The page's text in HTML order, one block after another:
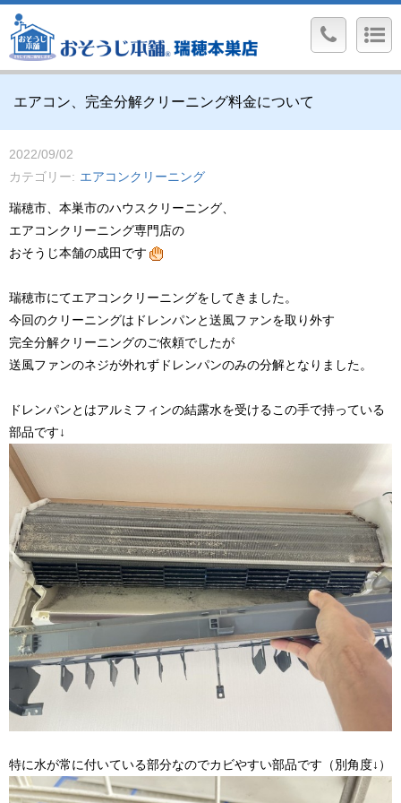
エアコン、完全分解クリーニング料金について
2022/09/02
カテゴリー
エアコンクリーニング
瑞穂市、本巣市のハウスクリーニング、
エアコンクリーニング専門店の
おそうじ本舗の成田です
瑞穂市にてエアコンクリーニングをしてきました。
今回のクリーニングはドレンパンと送風ファンを取り外す
完全分解クリーニングのご依頼でしたが
送風ファンのネジが外れずドレンパンのみの分解となりました。
ドレンパンとはアルミフィンの結露水を受けるこの手で持っている
部品です↓
特に水が常に付いている部分なのでカビやすい部品です（別角度↓）